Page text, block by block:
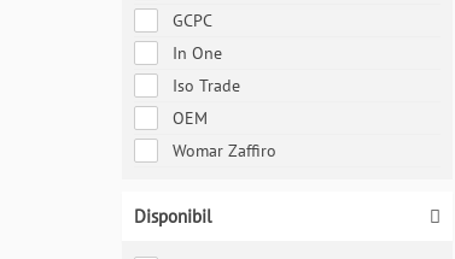
GCPC
In One
Iso Trade
OEM
Womar Zaffiro
Disponibil